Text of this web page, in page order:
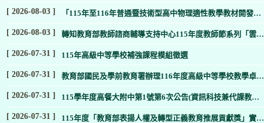
[ 2026-08-03 ]
「115年至116年普通暨技術型高中物理適性教學教材開發計
畫」之「物理暑假自主學習啟航站」
[ 2026-08-03 ]
轉知教育部教師諮商輔導支持中心115年度教師節系列「雲支
持線上講座」實施計畫
[ 2026-07-31 ]
115年高級中等學校補強課程模組徵選
[ 2026-07-31 ]
教育部國民及學前教育署辦理116年度高級中等學校教學卓越
獎初選實施計畫
[ 2026-07-31 ]
115學年度高餐大附中第1號第6次公告(資訊科技兼代課教師
聘任)
[ 2026-07-31 ]
115年度「教育部表揚人權及轉型正義教育推展貢獻獎」實施